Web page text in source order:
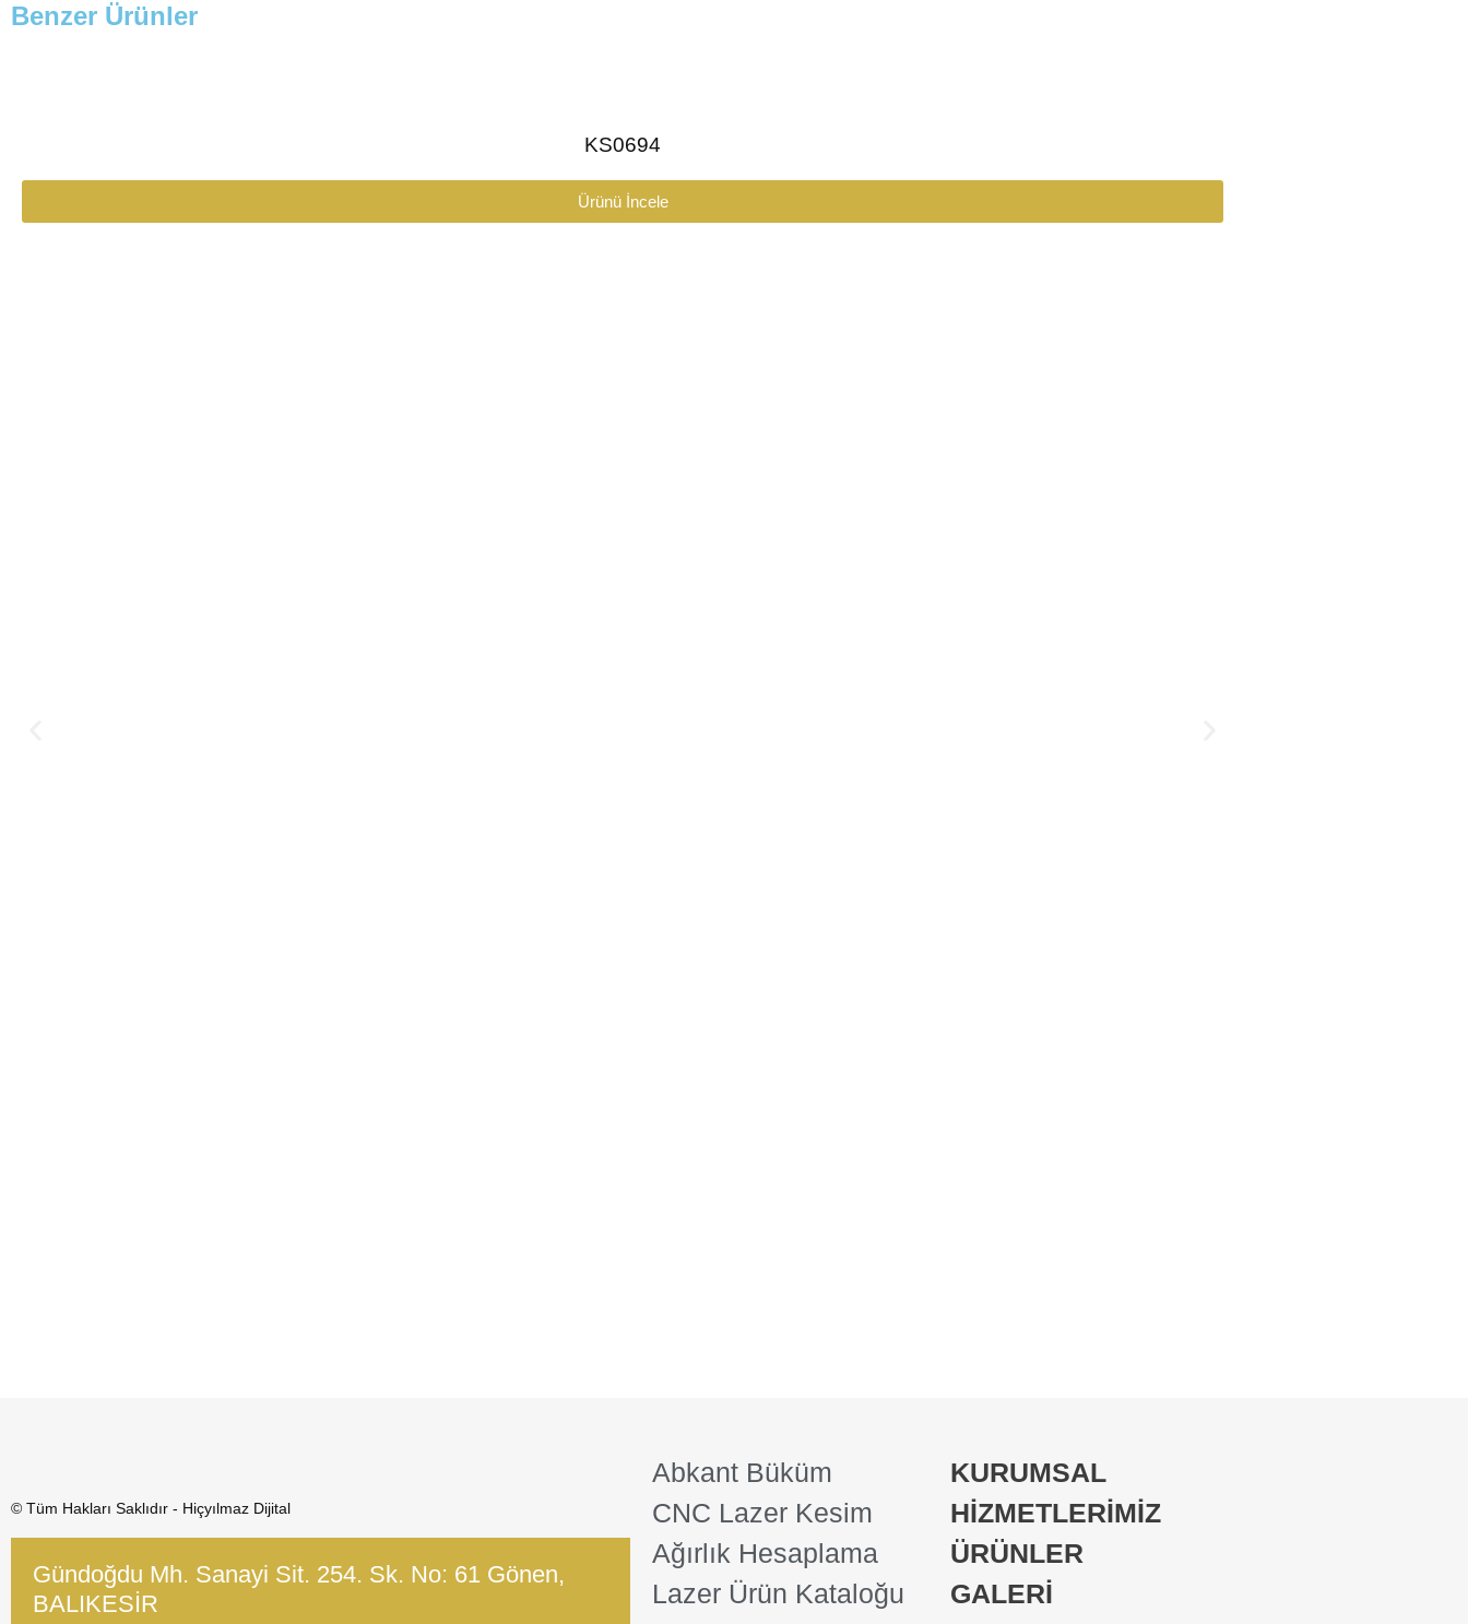
Benzer Ürünler
KS0694
Ürünü İncele
© Tüm Hakları Saklıdır - Hiçyılmaz Dijital
Gündoğdu Mh. Sanayi Sit. 254. Sk. No: 61 Gönen,
BALIKESİR
Abkant Büküm
CNC Lazer Kesim
Ağırlık Hesaplama
Lazer Ürün Kataloğu
KURUMSAL
HİZMETLERİMİZ
ÜRÜNLER
GALERİ